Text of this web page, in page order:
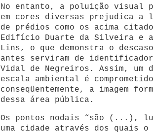
No entanto, a poluição visual
em cores diversas prejudica a
de prédios como os acima
Edifício Duarte da Silveira e
Lins, o que demonstra o
antes serviram de
Vidal de Negreiros. Assim, um
escala ambiental é
conseqüentemente, a imagem
dessa área pública.
Os pontos nodais “são (...),
uma cidade através dos quais o